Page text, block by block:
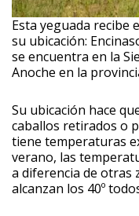
Esta yeguada recibe
su ubicación:
se encuentra en la
Anoche en la
Su ubicación hace
caballos retirados o
tiene temperaturas
verano, las
a diferencia de otras
alcanzan los 40º